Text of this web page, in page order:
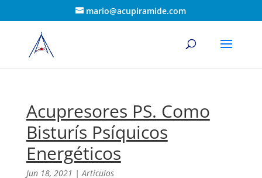
mario@acupiramide.com
Acupresores PS. Como
Bisturís Psíquicos
Energéticos
Jun 18, 2021 |Artículos